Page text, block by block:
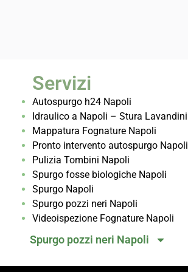
Servizi
Autospurgo h24 Napoli
Idraulico a Napoli – Stura Lavandini
Mappatura Fognature Napoli
Pronto intervento autospurgo Napoli
Pulizia Tombini Napoli
Spurgo fosse biologiche Napoli
Spurgo Napoli
Spurgo pozzi neri Napoli
Videoispezione Fognature Napoli
Spurgo pozzi neri Napoli